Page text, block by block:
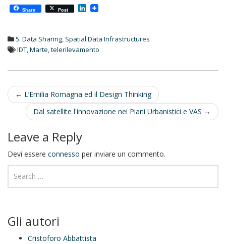
Share Post L
e
d
5. Data Sharing, Spatial Data Infrastructures
IDT,Marte,telerilevamento
Post
navigation
← L’Emilia Romagna ed il Design Thinking
Dal satellite l'innovazione nei Piani Urbanistici e VAS →
Leave a Reply
Devi essere connesso per inviare un commento.
Gli autori
Cristoforo Abbattista